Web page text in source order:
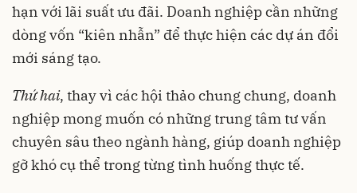
hạn với lãi suất ưu đãi. Doanh nghiệp cần những
dòng vốn “kiên nhẫn” để thực hiện các dự án đổi
mới sáng tạo.
Thứ hai, thay vì các hội thảo chung chung, doanh
nghiệp mong muốn có những trung tâm tư vấn
chuyên sâu theo ngành hàng, giúp doanh nghiệp
gỡ khó cụ thể trong từng tình huống thực tế.